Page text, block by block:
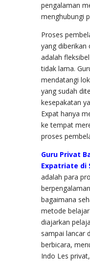
pengalaman
menghubungi
Proses
yang diberikan
adalah
tidak lama.
mendatangi
yang sudah
kesepakatan
Expat hanya
ke tempat
proses
Guru Privat
Expatriate di
adalah para
bagaimana
metode
diajarkan
sampai lancar
berbicara,
Indo Les